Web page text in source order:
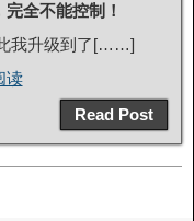
全不能控制！
我升级到了[……]
读
Read Post